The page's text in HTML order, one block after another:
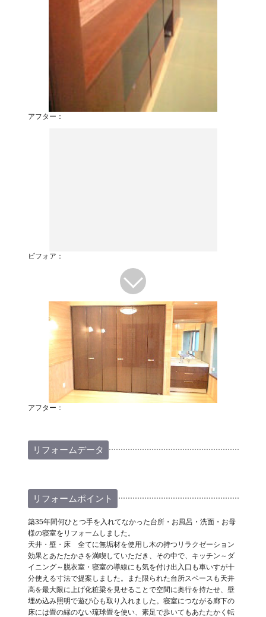
アフター：
ビフォア：
アフター：
リフォームデータ
リフォームポイント
築35年間何ひとつ手を入れてなかった台所・お風呂・洗面・お母
様の寝室をリフォームしました。
天井・壁・床 全てに無垢材を使用し木の持つリラクゼーション
効果とあたたかさを満喫していただき、その中で、キッチン～ダ
イニング～脱衣室・寝室の導線にも気を付け出入口も車いすが十
分使える寸法で提案しました。また限られた台所スペースも天井
高を最大限に上げ化粧梁を見せることで空間に奥行を持たせ、壁
埋め込み照明で遊び心も取り入れました。寝室につながる廊下の
床には畳の縁のない琉球畳を使い、素足で歩いてもあたたかく転